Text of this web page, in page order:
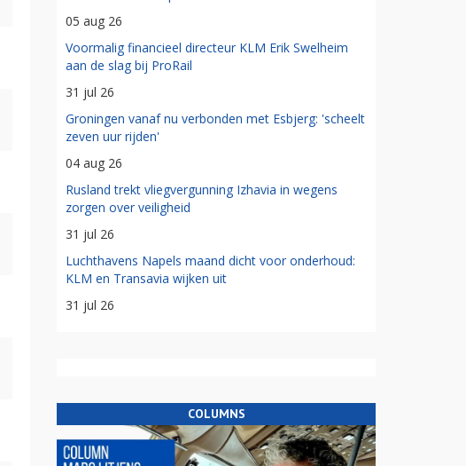
05 aug 26
Voormalig financieel directeur KLM Erik Swelheim
aan de slag bij ProRail
31 jul 26
Groningen vanaf nu verbonden met Esbjerg: 'scheelt
zeven uur rijden'
04 aug 26
Rusland trekt vliegvergunning Izhavia in wegens
zorgen over veiligheid
31 jul 26
Luchthavens Napels maand dicht voor onderhoud:
KLM en Transavia wijken uit
31 jul 26
COLUMNS